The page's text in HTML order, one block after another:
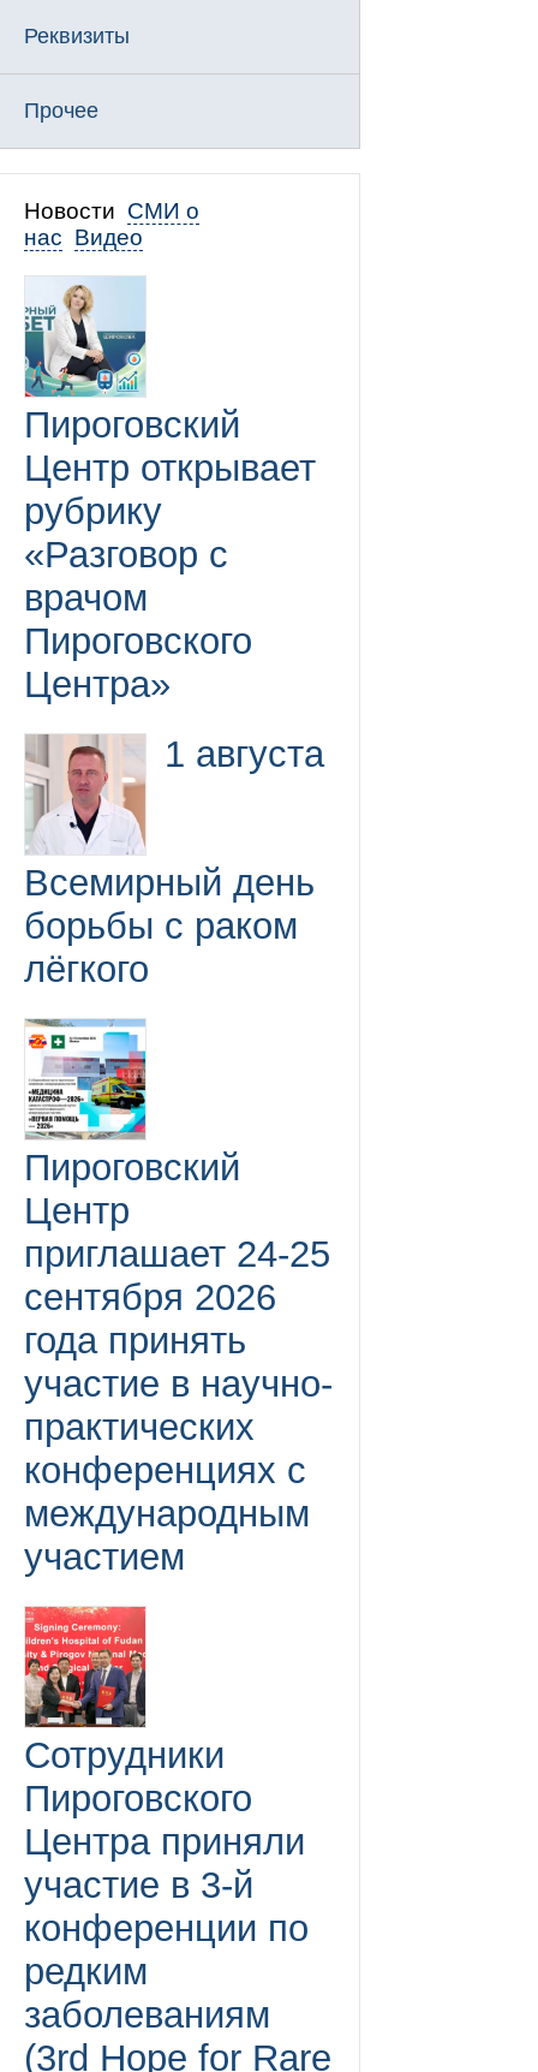
Реквизиты
Прочее
Новости СМИ о
нас Видео
Пироговский
Центр открывает
рубрику
«Разговор с
врачом
Пироговского
Центра»
1 августа
Всемирный день
борьбы с раком
лёгкого
Пироговский
Центр
приглашает 24-25
сентября 2026
года принять
участие в научно-
практических
конференциях с
международным
участием
Сотрудники
Пироговского
Центра приняли
участие в 3-й
конференции по
редким
заболеваниям
(3rd Hope for Rare